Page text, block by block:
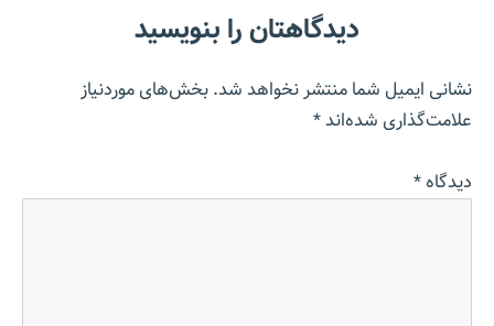
دیدگاهتان را بنویسید
نشانی ایمیل شما منتشر نخواهد شد.بخش‌های موردنیاز
علامت‌گذاری شده‌اند*
دیدگاه*